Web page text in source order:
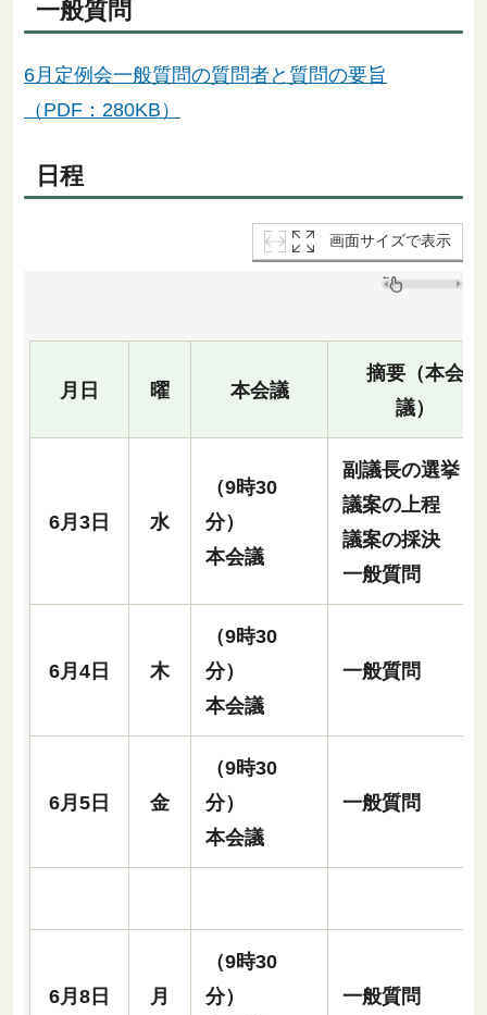
一般質問
6月定例会一般質問の質問者と質問の要旨
（PDF：280KB）
日程
画面サイズで表示
月日 曜 本会議
摘要（本会
議）
6月3日 水
（9時30
分）
本会議
副議長の選挙
議案の上程
議案の採決
一般質問
6月4日 木
（9時30
分）
本会議
一般質問
6月5日 金
（9時30
分）
本会議
一般質問
6月8日 月
（9時30
分）
一般質問